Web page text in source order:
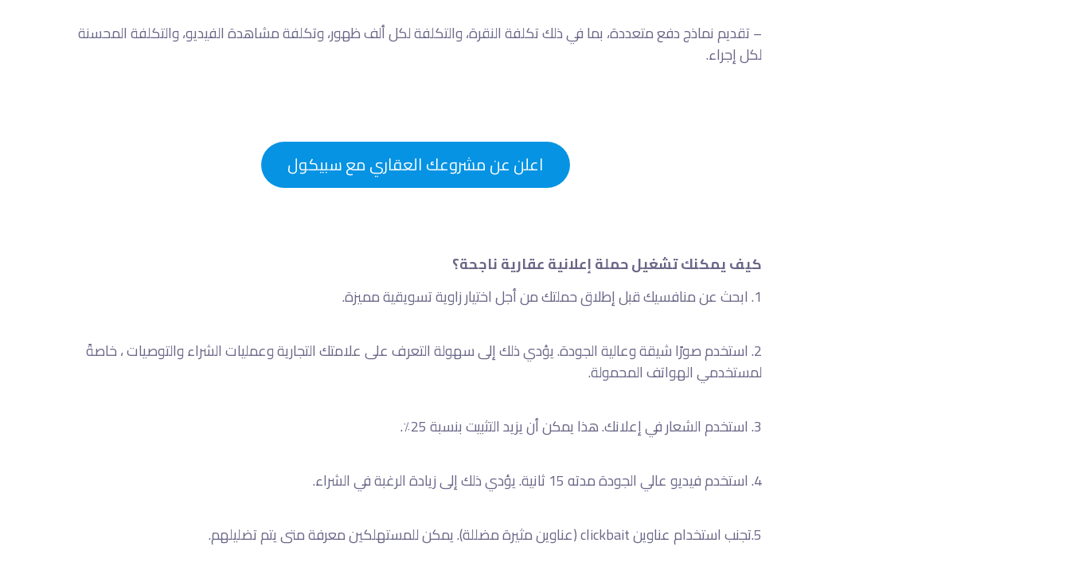
– تقديم نماذج دفع متعددة، بما في ذلك تكلفة النقرة، والتكلفة لكل ألف ظهور، وتكلفة مشاهدة الفيديو، والتكلفة المحسنة
لكل إجراء.
اعلن عن مشروعك العقاري مع سبيكول
كيف يمكنك تشغيل حملة إعلانية عقارية ناجحة؟
1. ابحث عن منافسيك قبل إطلاق حملتك من أجل اختيار زاوية تسويقية مميزة.
2. استخدم صورًا شيقة وعالية الجودة. يؤدي ذلك إلى سهولة التعرف على علامتك التجارية وعمليات الشراء والتوصيات ، خاصةً
لمستخدمي الهواتف المحمولة.
3. استخدم الشعار في إعلانك. هذا يمكن أن يزيد التثبيت بنسبة 25٪.
4. استخدم فيديو عالي الجودة مدته 15 ثانية. يؤدي ذلك إلى زيادة الرغبة في الشراء.
5.تجنب استخدام عناوين clickbait (عناوين مثيرة مضللة). يمكن للمستهلكين معرفة متى يتم تضليلهم.